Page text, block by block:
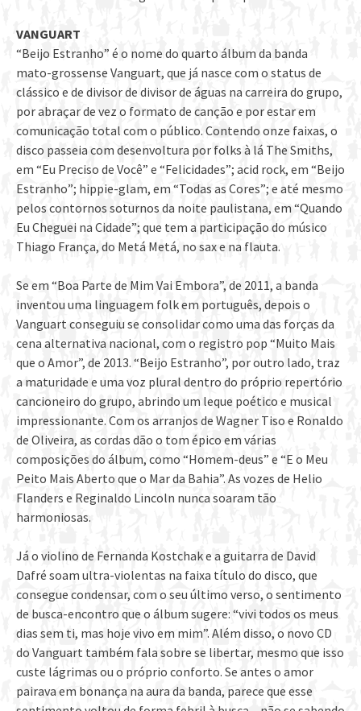
VANGUART
“Beijo Estranho” é o nome do quarto álbum da banda
mato-grossense Vanguart, que já nasce com o status de
clássico e de divisor de divisor de águas na carreira do grupo,
por abraçar de vez o formato de canção e por estar em
comunicação total com o público. Contendo onze faixas, o
disco passeia com desenvoltura por folks à lá The Smiths,
em “Eu Preciso de Você” e “Felicidades”; acid rock, em “Beijo
Estranho”; hippie-glam, em “Todas as Cores”; e até mesmo
pelos contornos soturnos da noite paulistana, em “Quando
Eu Cheguei na Cidade”; que tem a participação do músico
Thiago França, do Metá Metá, no sax e na flauta.
Se em “Boa Parte de Mim Vai Embora”, de 2011, a banda
inventou uma linguagem folk em português, depois o
Vanguart conseguiu se consolidar como uma das forças da
cena alternativa nacional, com o registro pop “Muito Mais
que o Amor”, de 2013. “Beijo Estranho”, por outro lado, traz
a maturidade e uma voz plural dentro do próprio repertório
cancioneiro do grupo, abrindo um leque poético e musical
impressionante. Com os arranjos de Wagner Tiso e Ronaldo
de Oliveira, as cordas dão o tom épico em várias
composições do álbum, como “Homem-deus” e “E o Meu
Peito Mais Aberto que o Mar da Bahia”. As vozes de Helio
Flanders e Reginaldo Lincoln nunca soaram tão
harmoniosas.
Já o violino de Fernanda Kostchak e a guitarra de David
Dafré soam ultra-violentas na faixa título do disco, que
consegue condensar, com o seu último verso, o sentimento
de busca-encontro que o álbum sugere: “vivi todos os meus
dias sem ti, mas hoje vivo em mim”. Além disso, o novo CD
do Vanguart também fala sobre se libertar, mesmo que isso
custe lágrimas ou o próprio conforto. Se antes o amor
pairava em bonança na aura da banda, parece que esse